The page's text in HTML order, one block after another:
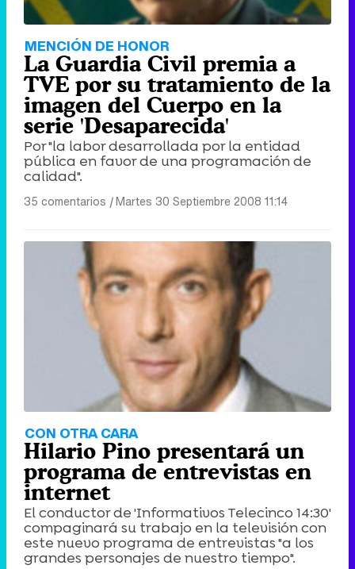
MENCIÓN DE HONOR
La Guardia Civil premia a
TVE por su tratamiento de la
imagen del Cuerpo en la
serie 'Desaparecida'
Por "la labor desarrollada por la entidad
pública en favor de una programación de
calidad".
35 comentarios |Martes 30 Septiembre 2008 11:14
CON OTRA CARA
Hilario Pino presentará un
programa de entrevistas en
internet
El conductor de 'Informativos Telecinco 14:30'
compaginará su trabajo en la televisión con
este nuevo programa de entrevistas "a los
grandes personajes de nuestro tiempo".